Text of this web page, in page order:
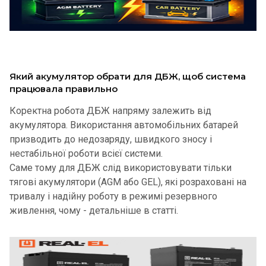
Який акумулятор обрати для ДБЖ, щоб система
працювала правильно
Коректна робота ДБЖ напряму залежить від
акумулятора. Використання автомобільних батарей
призводить до недозаряду, швидкого зносу і
нестабільної роботи всієї системи.
Саме тому для ДБЖ слід використовувати тільки
тягові акумулятори (AGM або GEL), які розраховані на
тривалу і надійну роботу в режимі резервного
живлення, чому - детальніше в статті.